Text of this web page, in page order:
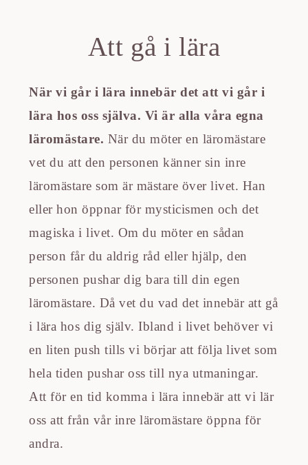
Att gå i lära
När vi går i lära innebär det att vi går i
lära hos oss själva. Vi är alla våra egna
läromästare. När du möter en läromästare
vet du att den personen känner sin inre
läromästare som är mästare över livet. Han
eller hon öppnar för mysticismen och det
magiska i livet. Om du möter en sådan
person får du aldrig råd eller hjälp, den
personen pushar dig bara till din egen
läromästare. Då vet du vad det innebär att gå
i lära hos dig själv. Ibland i livet behöver vi
en liten push tills vi börjar att följa livet som
hela tiden pushar oss till nya utmaningar.
Att för en tid komma i lära innebär att vi lär
oss att från vår inre läromästare öppna för
andra.